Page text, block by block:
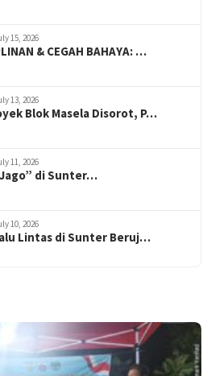
15, 2026
& CEGAH BAHAYA: …
13, 2026
Blok Masela Disorot, P…
11, 2026
di Sunter…
10, 2026
Lintas di Sunter Beruj…